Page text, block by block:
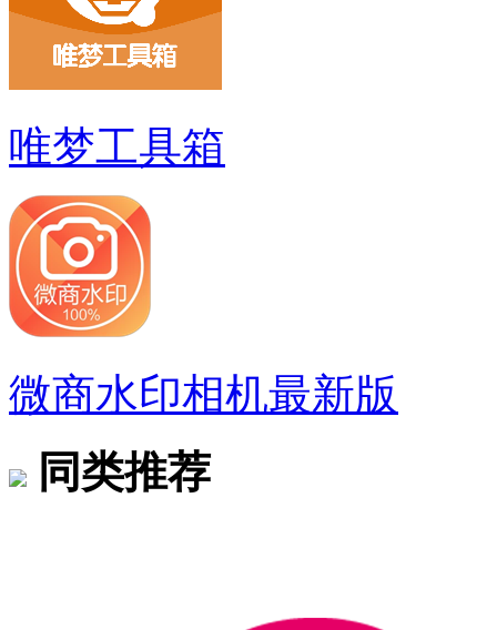
唯梦工具箱
微商水印相机最新版
同类推荐